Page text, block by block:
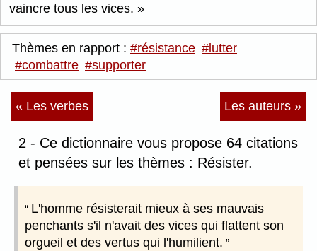
vaincre tous les vices.
Thèmes en rapport : #résistance #lutter
#combattre #supporter
« Les verbes Les auteurs »
2 - Ce dictionnaire vous propose 64 citations
et pensées sur les thèmes : Résister.
L'homme résisterait mieux à ses mauvais
penchants s'il n'avait des vices qui flattent son
orgueil et des vertus qui l'humilient.